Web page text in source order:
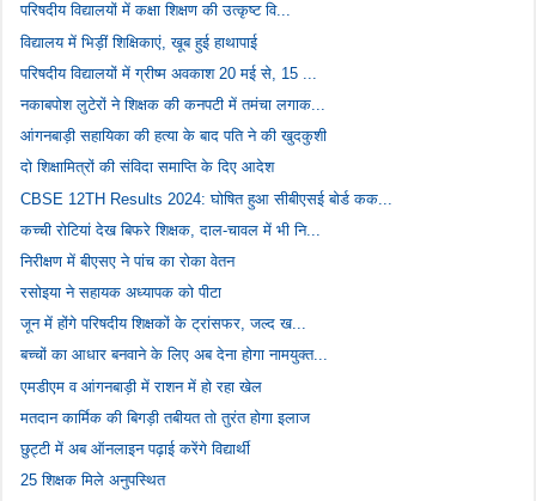
परिषदीय विद्यालयों में कक्षा शिक्षण की उत्कृष्ट वि...
विद्यालय में भिड़ीं शिक्षिकाएं, खूब हुई हाथापाई
परिषदीय विद्यालयों में ग्रीष्म अवकाश 20 मई से, 15 ...
नकाबपोश लुटेरों ने शिक्षक की कनपटी में तमंचा लगाक...
आंगनबाड़ी सहायिका की हत्या के बाद पति ने की खुदकुशी
दो शिक्षामित्रों की संविदा समाप्ति के दिए आदेश
CBSE 12TH Results 2024: घोषित हुआ सीबीएसई बोर्ड कक...
कच्ची रोटियां देख बिफरे शिक्षक, दाल-चावल में भी नि...
निरीक्षण में बीएसए ने पांच का रोका वेतन
रसोइया ने सहायक अध्यापक को पीटा
जून में होंगे परिषदीय शिक्षकों के ट्रांसफर, जल्द ख...
बच्चों का आधार बनवाने के लिए अब देना होगा नामयुक्त...
एमडीएम व आंगनबाड़ी में राशन में हो रहा खेल
मतदान कार्मिक की बिगड़ी तबीयत तो तुरंत होगा इलाज
छुट्टी में अब ऑनलाइन पढ़ाई करेंगे विद्यार्थी
25 शिक्षक मिले अनुपस्थित